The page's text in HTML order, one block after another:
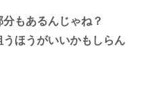
もあるんじゃね？
ほうがいいかもしらん